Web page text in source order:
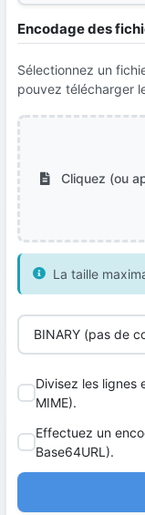
Encodage des
Sélectionnez un
pouvez télécharger
Cliquez (ou
La taille
Divisez les lignes
MIME).
Effectuez un
Base64URL).